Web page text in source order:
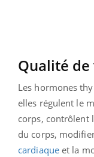
Qualité de
Les hormones
elles régulent le
corps, contrôlent
du corps,
cardiaqueet la